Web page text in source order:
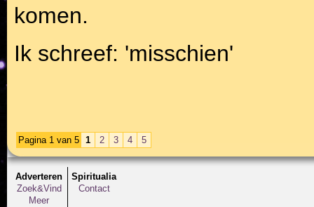
komen.
Ik schreef: 'misschien'
Pagina 1 van 5 1 2 3 4 5
Adverteren
Zoek&Vind
Meer
Spiritualia
Contact